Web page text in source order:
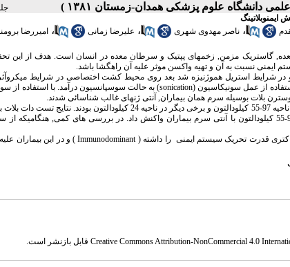
جلد ۹
ایمنوبلاتینگ
، ناصر مهدوی شهری ، علیرضا زمانی ، امیررضا
گاستریک مزمن, زخمهای پپتیک و سرطان معده در انسان است. هدف از این
ایمنی نسبت به آن و تهیه واکسن موثر علیه آن راهگشا باشد.
شرایط استریل هموژنیزه شد بعد روی محیط کشت اختصاصی در شرایط
sonication) به حالت سوسپانسیون درآمد. با استفاده از
بلات بوسیله سرم همان بیماران, آنتی ژنهای غالب شناسائی شدند.
، عمده باندهای بدست آمده در ناحیه 97-55 کیلودالتون و برخی دیگر در ناحیه 24
بعد از آزمایش دات، در آزمایشات وسترن بلات, تنها آنتی ژن پاسخگر در محدوده 97-55 کیلودالتون با آنتی سرم بیماران واکنش داد. در بررسی
Immunodominant ) و در این بیماران
Creative Commons Attribution-NonCommercial 4.0قابل بازنشر است.